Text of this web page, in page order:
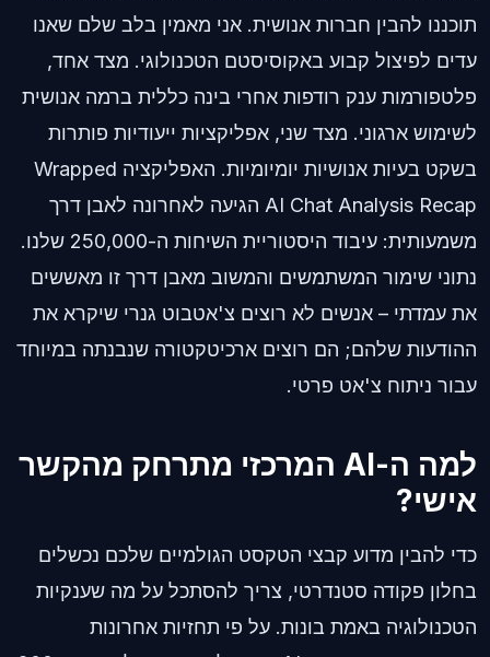
תוכננו להבין חברות אנושית. אני מאמין בלב שלם שאנו
עדים לפיצול קבוע באקוסיסטם הטכנולוגי. מצד אחד,
פלטפורמות ענק רודפות אחרי בינה כללית ברמה אנושית
לשימוש ארגוני. מצד שני, אפליקציות ייעודיות פותרות
בשקט בעיות אנושיות יומיומיות. האפליקציה Wrapped
AI Chat Analysis Recap הגיעה לאחרונה לאבן דרך
משמעותית: עיבוד היסטוריית השיחות ה-250,000 שלנו.
נתוני שימור המשתמשים והמשוב מאבן דרך זו מאששים
את עמדתי – אנשים לא רוצים צ'אטבוט גנרי שיקרא את
ההודעות שלהם; הם רוצים ארכיטקטורה שנבנתה במיוחד
עבור ניתוח צ'אט פרטי.
למה ה-AI המרכזי מתרחק מהקשר
אישי?
כדי להבין מדוע קבצי הטקסט הגולמיים שלכם נכשלים
בחלון פקודה סטנדרטי, צריך להסתכל על מה שענקיות
הטכנולוגיה באמת בונות. על פי תחזיות אחרונות